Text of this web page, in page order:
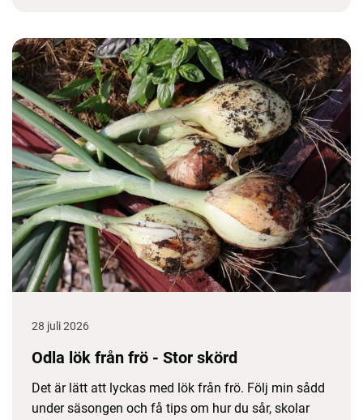
28 juli 2026
Odla lök från frö - Stor skörd
Det är lätt att lyckas med lök från frö. Följ min sådd
under säsongen och få tips om hur du sår, skolar